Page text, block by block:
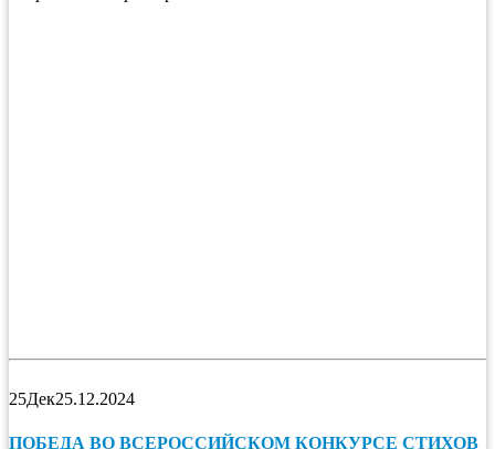
25Дек25.12.2024
ПОБЕДА ВО ВСЕРОССИЙСКОМ КОНКУРСЕ СТИХОВ